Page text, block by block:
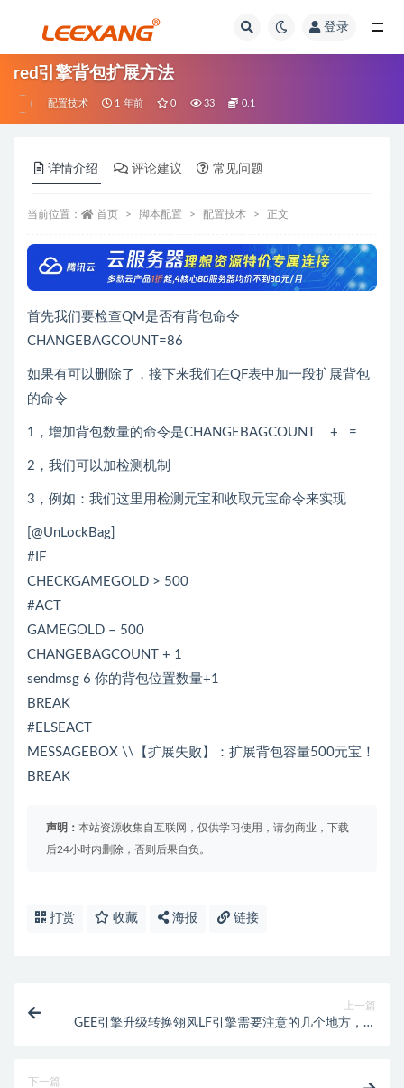
登录
red引擎背包扩展方法
配置技术 1 年前 0 33 0.1
详情介绍 评论建议 常见问题
当前位置： 首页 脚本配置 配置技术 正文
首先我们要检查QM是否有背包命令
CHANGEBAGCOUNT=86
如果有可以删除了，接下来我们在QF表中加一段扩展背包
的命令
1，增加背包数量的命令是CHANGEBAGCOUNT + =
2，我们可以加检测机制
3，例如：我们这里用检测元宝和收取元宝命令来实现
[@UnLockBag]
#IF
CHECKGAMEGOLD > 500
#ACT
GAMEGOLD – 500
CHANGEBAGCOUNT + 1
sendmsg 6 你的背包位置数量+1
BREAK
#ELSEACT
MESSAGEBOX \\【扩展失败】：扩展背包容量500元宝！
BREAK
声明： 本站资源收集自互联网，仅供学习使用，请勿商业，下载
后24小时内删除，否则后果自负。
打赏 收藏 海报 链接
上一篇
GEE引擎升级转换翎风LF引擎需要注意的几个地方，转
下一篇